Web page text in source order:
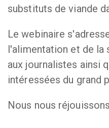
substituts de viande
Le webinaire
l'alimentation et de la
aux journalistes ainsi
intéressées du grand
Nous nous